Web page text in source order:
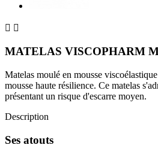
 
MATELAS VISCOPHARM
Matelas moulé en mousse
mousse haute résilience. Ce matelas
présentant un risque d'escarre moyen.
Description
Ses atouts